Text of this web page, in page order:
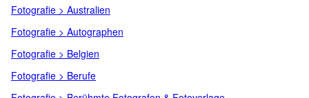
Fotografie > Australien
Fotografie > Autographen
Fotografie > Belgien
Fotografie > Berufe